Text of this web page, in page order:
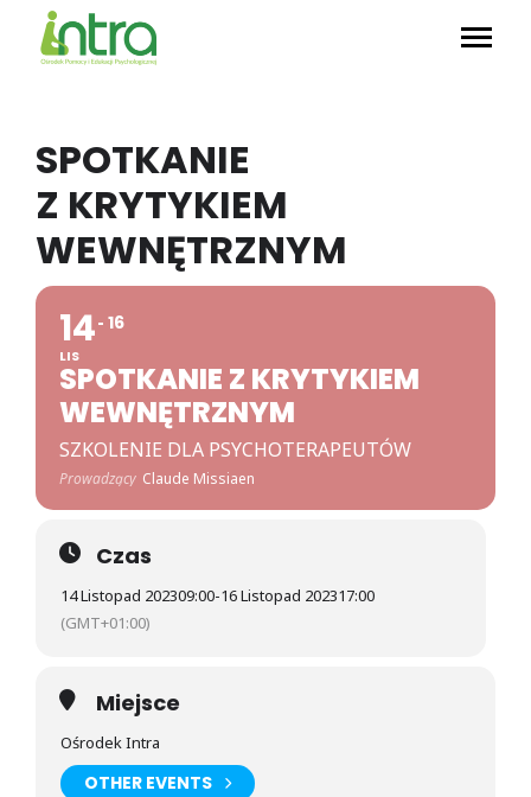
SPOTKANIE
Z KRYTYKIEM
WEWNĘTRZNYM
14
LIS
16
SPOTKANIE Z KRYTYKIEM
WEWNĘTRZNYM
SZKOLENIE DLA PSYCHOTERAPEUTÓW
Prowadzący Claude Missiaen
Czas
14 Listopad 202309:00-16 Listopad 202317:00
(GMT+01:00)
Miejsce
Ośrodek Intra
OTHER EVENTS